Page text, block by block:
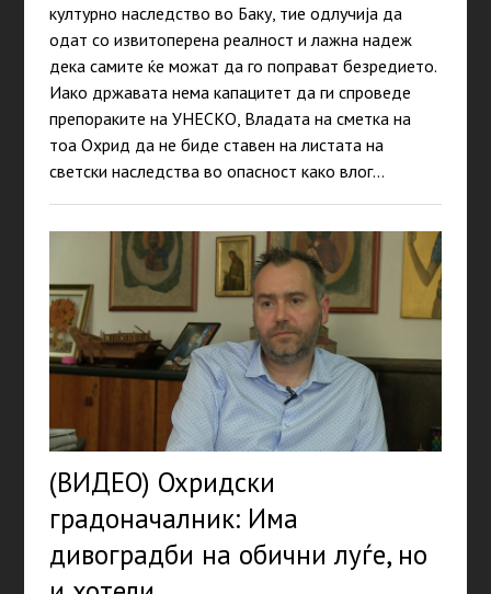
културно наследство во Баку, тие одлучија да
одат со извитоперена реалност и лажна надеж
дека самите ќе можат да го поправат безредието.
Иако државата нема капацитет да ги спроведе
препораките на УНЕСКО, Владата на сметка на
тоа Охрид да не биде ставен на листата на
светски наследства во опасност како влог…
(ВИДЕО) Охридски
градоначалник: Има
дивоградби на обични луѓе, но